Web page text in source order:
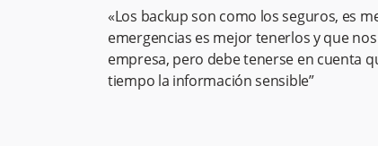
«Los backup son como los seguros, es
emergencias es mejor tenerlos y que
empresa, pero debe tenerse en cuenta
tiempo la información sensible”